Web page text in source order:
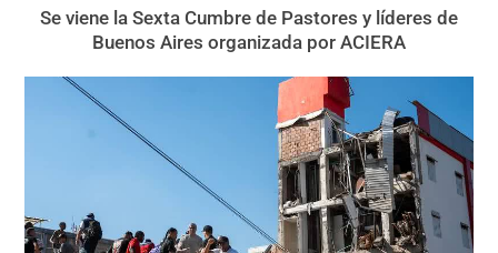
Se viene la Sexta Cumbre de Pastores y líderes de
Buenos Aires organizada por ACIERA